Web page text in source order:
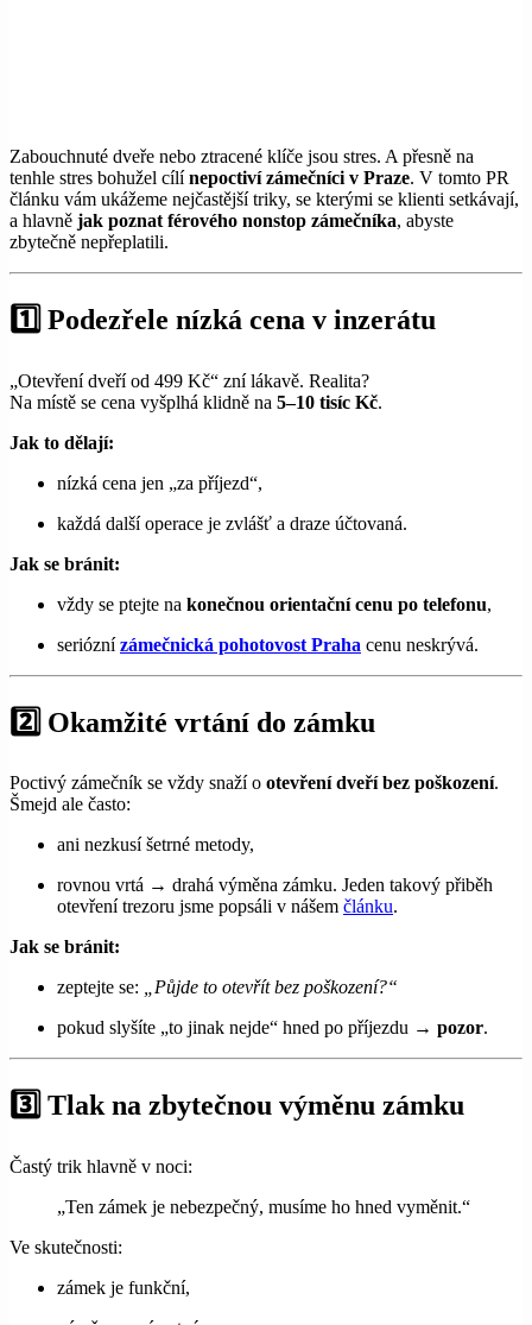
Zabouchnuté dveře nebo ztracené klíče jsou stres. A přesně na
tenhle stres bohužel cílínepoctiví zámečníci v Praze. V tomto PR
článku vám ukážeme nejčastější triky, se kterými se klienti setkávají,
a hlavně jak poznat férového nonstop zámečníka, abyste
zbytečně nepřeplatili.
1️⃣ Podezřele nízká cena v inzerátu
„Otevření dveří od 499 Kč“ zní lákavě. Realita?
Na místě se cena vyšplhá klidně na 5–10 tisíc Kč.
Jak to dělají:
nízká cena jen „za příjezd“,
každá další operace je zvlášť a draze účtovaná.
Jak se bránit:
vždy se ptejte na konečnou orientační cenu po telefonu,
serióznízámečnická pohotovost Praha cenu neskrývá.
2️⃣ Okamžité vrtání do zámku
Poctivý zámečník se vždy snaží o otevření dveří bez poškození.
Šmejd ale často:
ani nezkusí šetrné metody,
rovnou vrtá → drahá výměna zámku. Jeden takový přiběh
otevření trezoru jsme popsáli v nášem článku.
Jak se bránit:
zeptejte se: „Půjde to otevřít bez poškození?“
pokud slyšíte „to jinak nejde“ hned po příjezdu → pozor.
3️⃣ Tlak na zbytečnou výměnu zámku
Častý trik hlavně v noci:
„Ten zámek je nebezpečný, musíme ho hned vyměnit.“
Ve skutečnosti:
zámek je funkční,